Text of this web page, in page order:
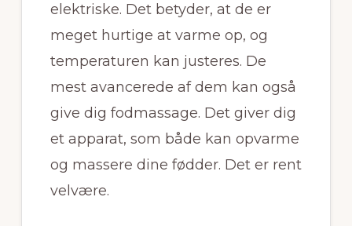
elektriske. Det betyder, at de er
meget hurtige at varme op, og
temperaturen kan justeres. De
mest avancerede af dem kan også
give dig fodmassage. Det giver dig
et apparat, som både kan opvarme
og massere dine fødder. Det er rent
velvære.